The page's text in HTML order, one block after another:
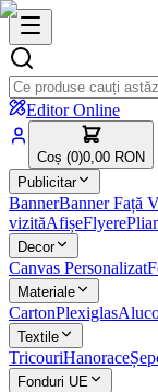
Editor Online
Coș (0)0,00 RON
Publicitar
BannerBanner Față
vizităAfișeFlyere
Decor
Canvas Personalizat
Materiale
CartonPlexiglas
Textile
TricouriHanorace
Fonduri UE